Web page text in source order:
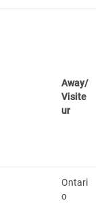
Away/
Visite
ur
Ontari
o